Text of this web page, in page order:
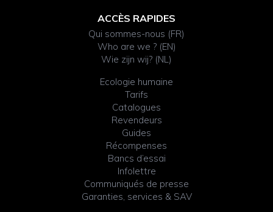
ACCÈS RAPIDES
Qui sommes-nous (FR)
Who are we ? (EN)
Wie zijn wij? (NL)
Ecologie humaine
Tarifs
Catalogues
Revendeurs
Guides
Récompenses
Bancs d’essai
Infolettre
Communiqués de presse
Garanties, services & SAV